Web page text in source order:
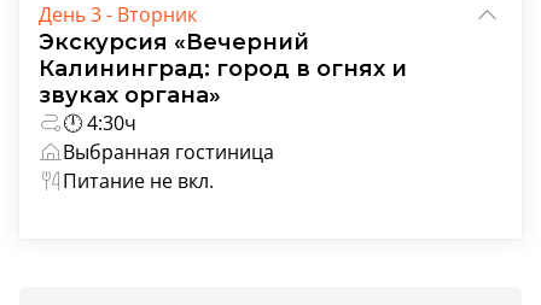
День 3 - Вторник
Экскурсия «Вечерний
Калининград: город в огнях и
звуках органа»
🕛 4:30ч
Выбранная гостиница
Питание не вкл.